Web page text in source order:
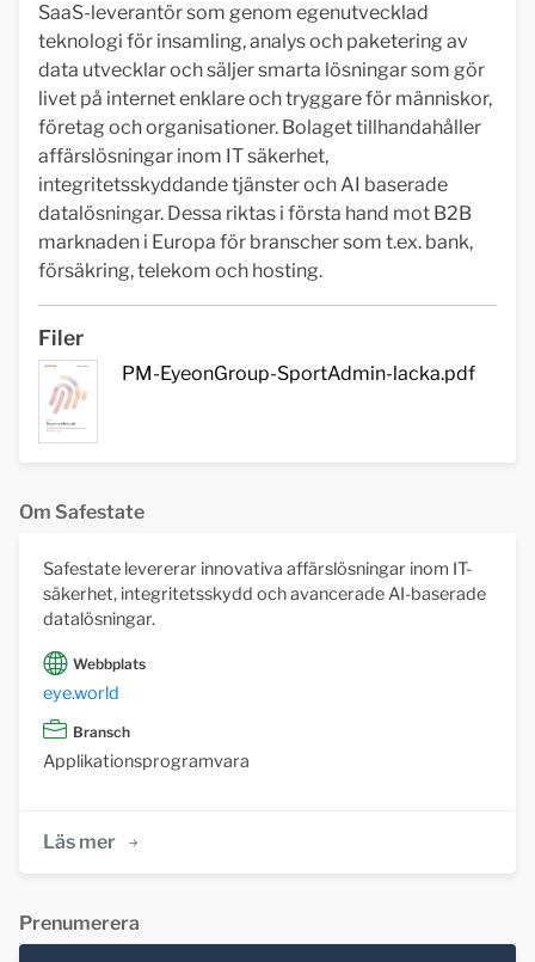
SaaS-leverantör som genom egenutvecklad
teknologi för insamling, analys och paketering av
data utvecklar och säljer smarta lösningar som gör
livet på internet enklare och tryggare för människor,
företag och organisationer. Bolaget tillhandahåller
affärslösningar inom IT säkerhet,
integritetsskyddande tjänster och AI baserade
datalösningar. Dessa riktas i första hand mot B2B
marknaden i Europa för branscher som t.ex. bank,
försäkring, telekom och hosting.
Filer
PM-EyeonGroup-SportAdmin-lacka.pdf
Om Safestate
Safestate levererar innovativa affärslösningar inom IT-
säkerhet, integritetsskydd och avancerade AI-baserade
datalösningar.
Webbplats
eye.world
Bransch
Applikationsprogramvara
Läs mer
Prenumerera